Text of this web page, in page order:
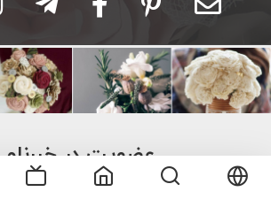
عضویت در